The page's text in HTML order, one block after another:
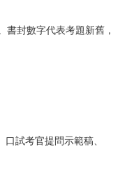
封數字代表考題新舊，
試考官提問示範稿、